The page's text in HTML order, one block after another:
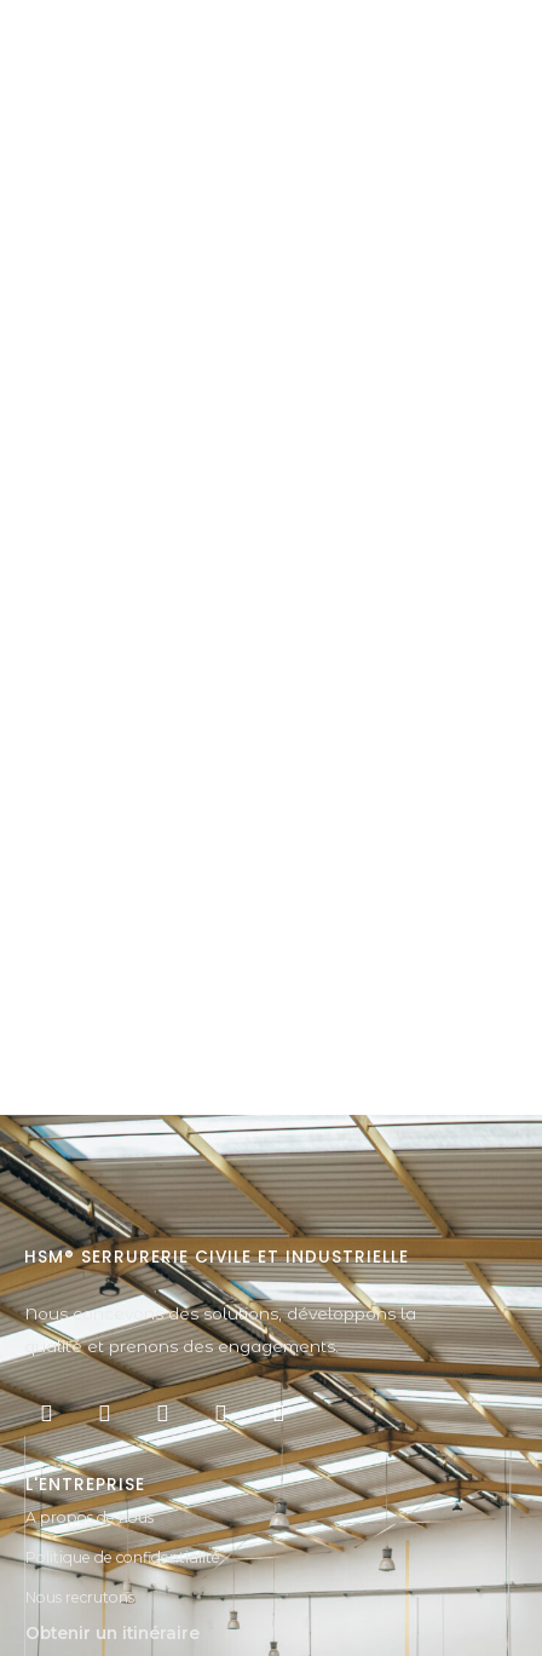
HSM® SERRURERIE CIVILE ET INDUSTRIELLE
Nous concevons des solutions, développons la
qualité et prenons des engagements.
L'ENTREPRISE
A propos de nous
Politique de confidentialité
Nous recrutons
Obtenir un itinéraire